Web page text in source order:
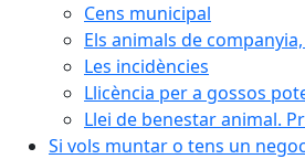
Cens municipal
Els animals de
Les incidències
Llicència per a gossos
Llei de benestar animal.
Si vols muntar o tens un